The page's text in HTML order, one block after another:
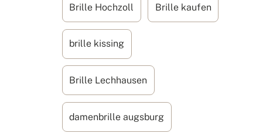
Brille Hochzoll Brille kaufen
brille kissing
Brille Lechhausen
damenbrille augsburg